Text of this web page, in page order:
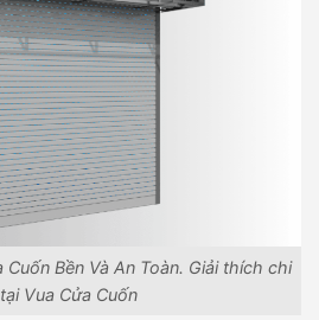
Bền Và An Toàn. Giải thích chi
Vua Cửa Cuốn